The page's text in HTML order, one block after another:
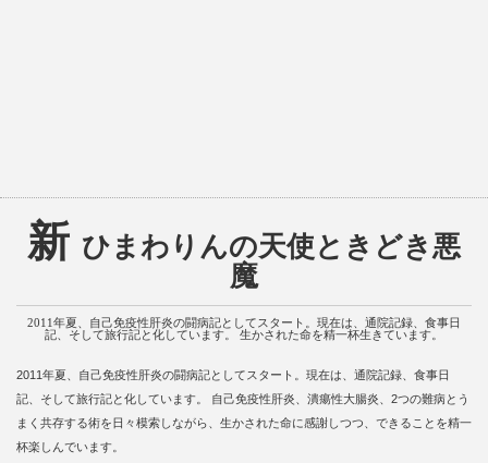
新 ひまわりんの天使ときどき悪
魔
2011年夏、自己免疫性肝炎の闘病記としてスタート。現在は、通院記録、食事日
記、そして旅行記と化しています。 生かされた命を精一杯生きています。
2011年夏、自己免疫性肝炎の闘病記としてスタート。現在は、通院記録、食事日
記、そして旅行記と化しています。 自己免疫性肝炎、潰瘍性大腸炎、2つの難病とう
まく共存する術を日々模索しながら、生かされた命に感謝しつつ、できることを精一
杯楽しんでいます。